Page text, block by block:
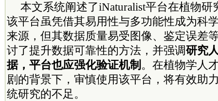
本文系统阐述了iNaturalist平台在植物
该平台虽凭借其易用性与多功能性成为科
来源，但其数据质量易受图像、鉴定误差
讨了提升数据可靠性的方法，并强调研究
据，平台也应强化验证机制 。在植物学人
剧的背景下，审慎使用该平台，将有效助
统研究的不足。